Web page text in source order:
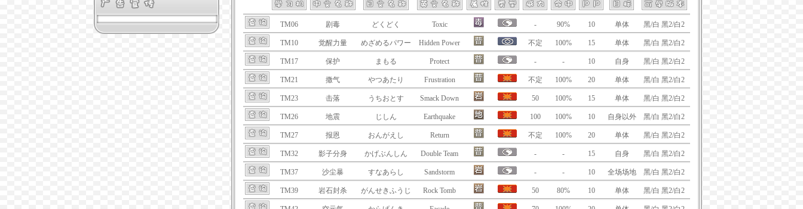
TM06 剧毒 どくどく Toxic - 90% 10 单体 黑/白 黑2/白2
TM10 觉醒力量 めざめるパワー Hidden Power 不定 100% 15 单体 黑/白 黑2/白2
TM17 保护 まもる Protect - - 10 自身 黑/白 黑2/白2
TM21 撒气 やつあたり Frustration 不定 100% 20 单体 黑/白 黑2/白2
TM23 击落 うちおとす Smack Down 50 100% 15 单体 黑/白 黑2/白2
TM26 地震 じしん Earthquake 100 100% 10 自身以外 黑/白 黑2/白2
TM27 报恩 おんがえし Return 不定 100% 20 单体 黑/白 黑2/白2
TM32 影子分身 かげぶんしん Double Team - - 15 自身 黑/白 黑2/白2
TM37 沙尘暴 すなあらし Sandstorm - - 10 全场场地 黑/白 黑2/白2
TM39 岩石封杀 がんせきふうじ Rock Tomb 50 80% 10 单体 黑/白 黑2/白2